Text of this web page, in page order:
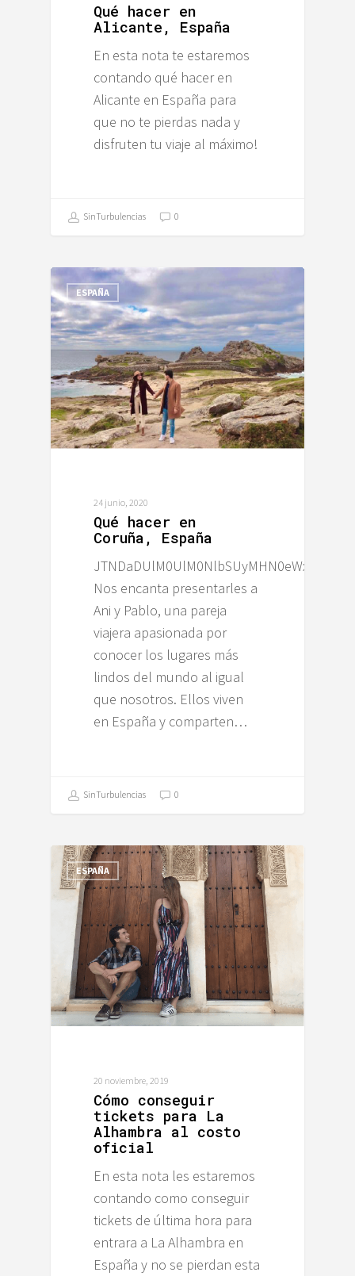
Qué hacer en
Alicante, España
En esta nota te estaremos
contando qué hacer en
Alicante en España para
que no te pierdas nada y
disfruten tu viaje al máximo!
SinTurbulencias 0
ESPAÑA
24 junio, 2020
Qué hacer en
Coruña, España
Nos encanta presentarles a
Ani y Pablo, una pareja
viajera apasionada por
conocer los lugares más
lindos del mundo al igual
que nosotros. Ellos viven
en España y comparten…
SinTurbulencias 0
ESPAÑA
20 noviembre, 2019
Cómo conseguir
tickets para La
Alhambra al costo
oficial
En esta nota les estaremos
contando como conseguir
tickets de última hora para
entrara a La Alhambra en
España y no se pierdan esta